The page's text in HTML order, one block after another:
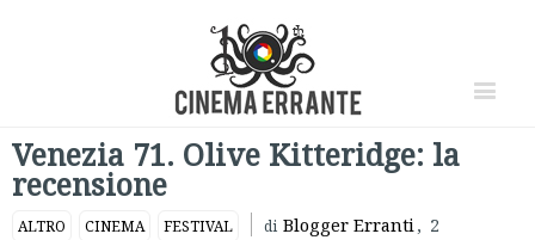
Venezia 71. Olive Kitteridge: la
recensione
ALTRO CINEMA FESTIVAL di Blogger Erranti, 2